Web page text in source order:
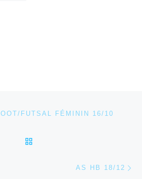
articles
FUTSAL FÉMININ 16/10
AS HB 18/12